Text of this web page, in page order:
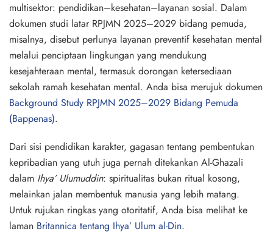
multisektor: pendidikan–kesehatan–layanan sosial. Dalam
dokumen studi latar RPJMN 2025–2029 bidang pemuda,
misalnya, disebut perlunya layanan preventif kesehatan mental
melalui penciptaan lingkungan yang mendukung
kesejahteraan mental, termasuk dorongan ketersediaan
sekolah ramah kesehatan mental. Anda bisa merujuk dokumen
Background Study RPJMN 2025–2029 Bidang Pemuda
(Bappenas).
Dari sisi pendidikan karakter, gagasan tentang pembentukan
kepribadian yang utuh juga pernah ditekankan Al-Ghazali
dalam Ihya’ Ulumuddin: spiritualitas bukan ritual kosong,
melainkan jalan membentuk manusia yang lebih matang.
Untuk rujukan ringkas yang otoritatif, Anda bisa melihat ke
laman Britannica tentang Ihya’ Ulum al-Din.